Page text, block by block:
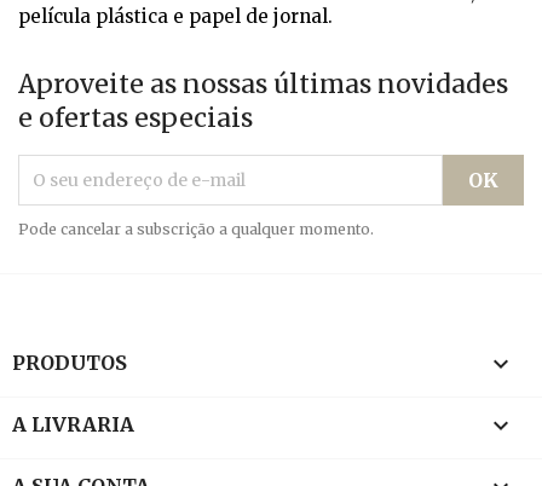
película plástica e papel de jornal.
Aproveite as nossas últimas novidades
e ofertas especiais
Pode cancelar a subscrição a qualquer momento.
PRODUTOS 
A LIVRARIA 